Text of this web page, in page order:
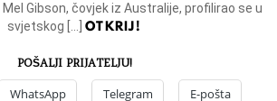
Gibson, čovjek iz Australije, profilirao se u
svjetskog […] OTKRIJ!
POŠALJI PRIJATELJU!
WhatsApp Telegram E-pošta